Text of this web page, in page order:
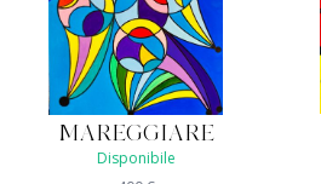
MAREGGIARE
Disponibile